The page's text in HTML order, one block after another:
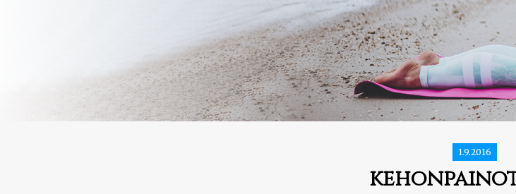
1.9.2016